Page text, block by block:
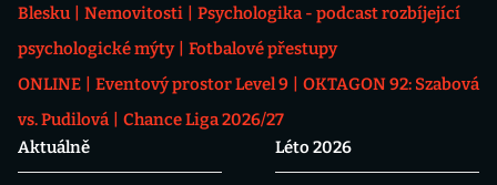
Blesku
Nemovitosti
Psychologika - podcast rozbíjející
psychologické mýty
Fotbalové přestupy
ONLINE
Eventový prostor Level 9
OKTAGON 92: Szabová
vs. Pudilová
Chance Liga 2026/27
Aktuálně
Léto 2026